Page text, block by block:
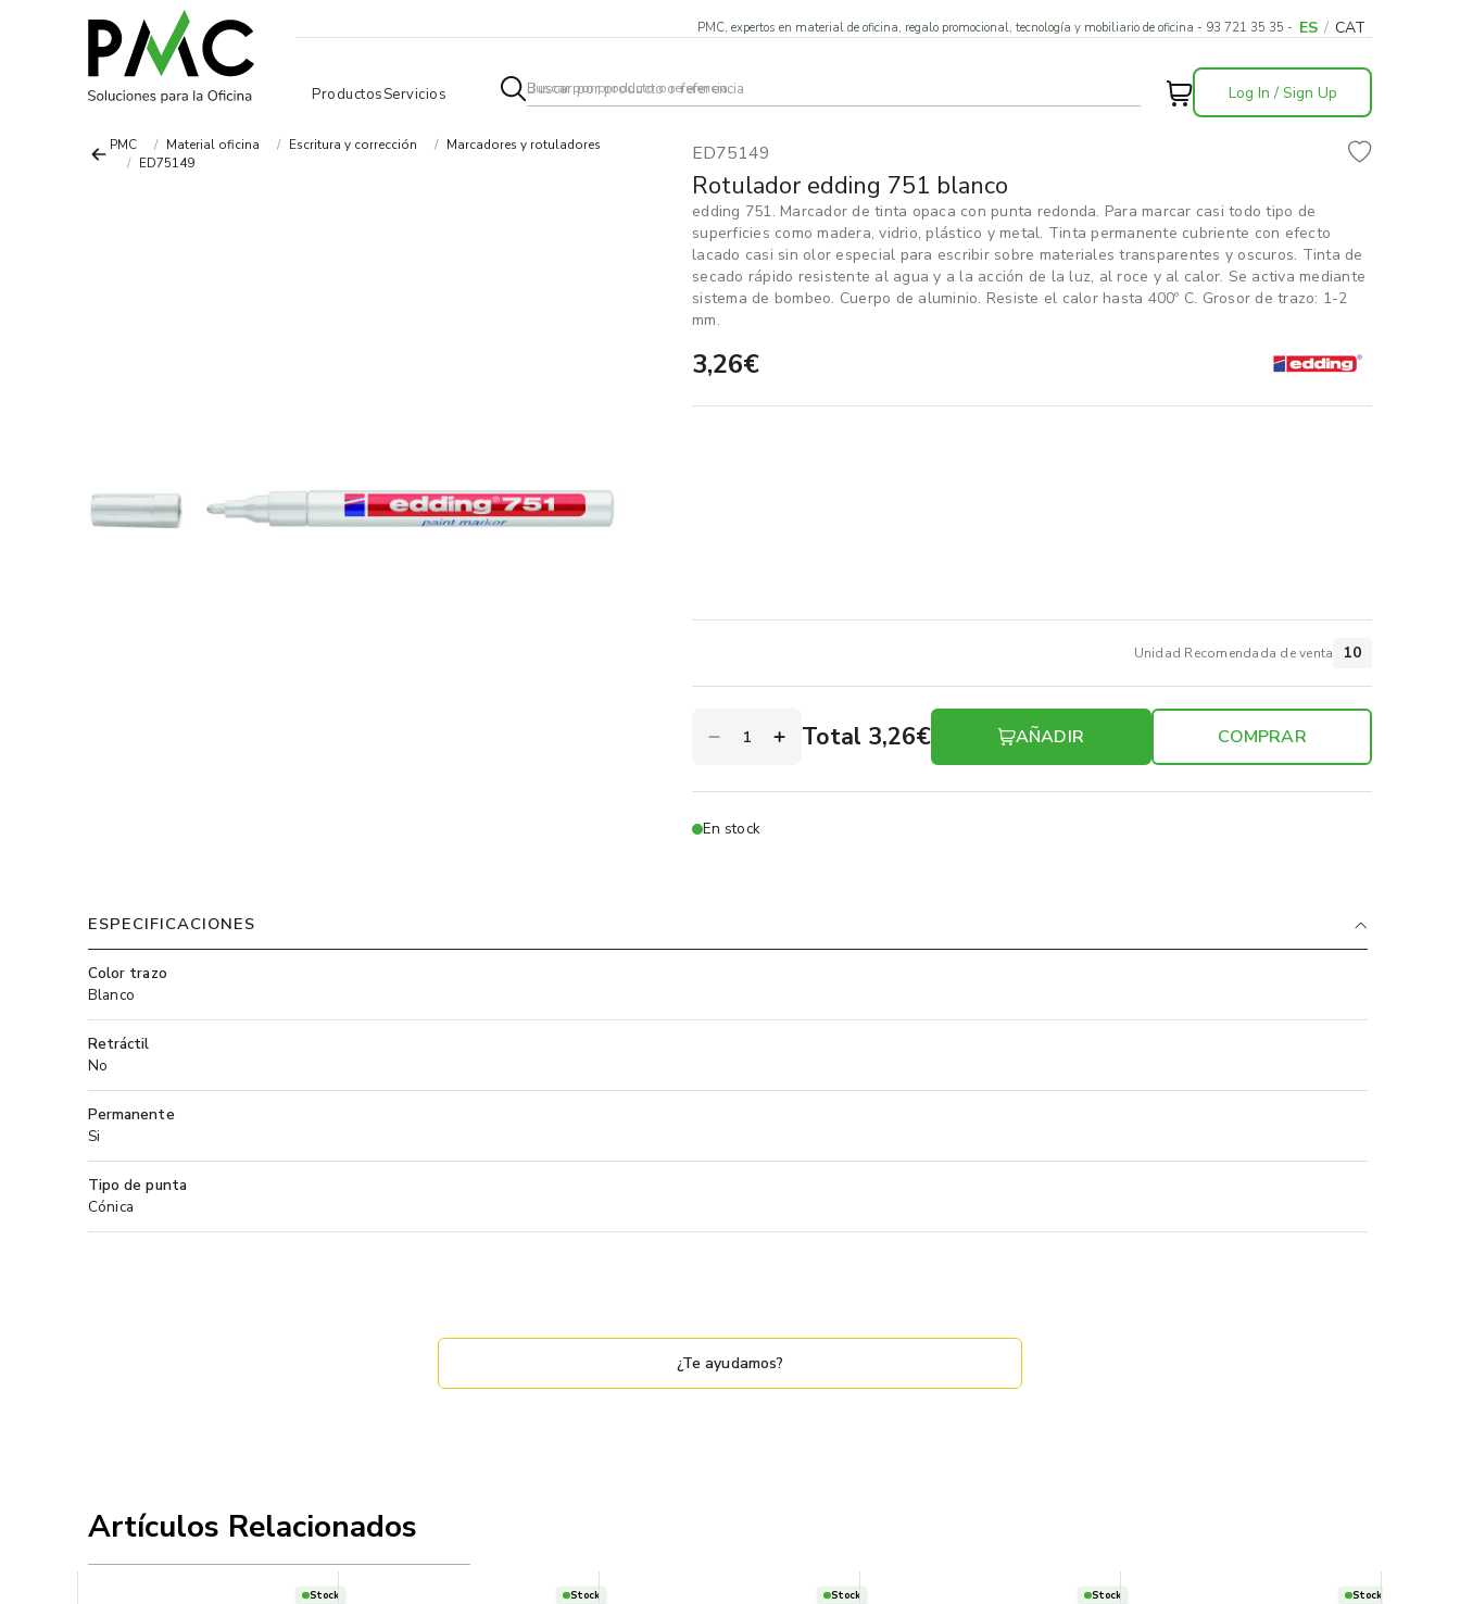
PMC, expertos en material de oficina, regalo promocional, tecnología y mobiliario de oficina - 93 721 35 35 - ES / CAT
ProductosServicios Log In / Sign Up
PMC Material oficina Escritura y corrección
Marcadores y rotuladores
ED75149
ED75149
Rotulador edding 751 blanco
edding 751. Marcador de tinta opaca con punta redonda. Para marcar casi todo tipo de
superficies como madera, vidrio, plástico y metal. Tinta permanente cubriente con efecto
lacado casi sin olor especial para escribir sobre materiales transparentes y oscuros. Tinta de
secado rápido resistente al agua y a la acción de la luz, al roce y al calor. Se activa mediante
sistema de bombeo. Cuerpo de aluminio. Resiste el calor hasta 400º C. Grosor de trazo: 1-2
mm.
3,26€
Unidad Recomendada de venta 10
Total 3,26€ AÑADIR COMPRAR
En stock
ESPECIFICACIONES
Color trazo
Blanco
Retráctil
No
Permanente
Si
Tipo de punta
Cónica
¿Te ayudamos?
Artículos Relacionados
Stock Stock Stock Stock Stock